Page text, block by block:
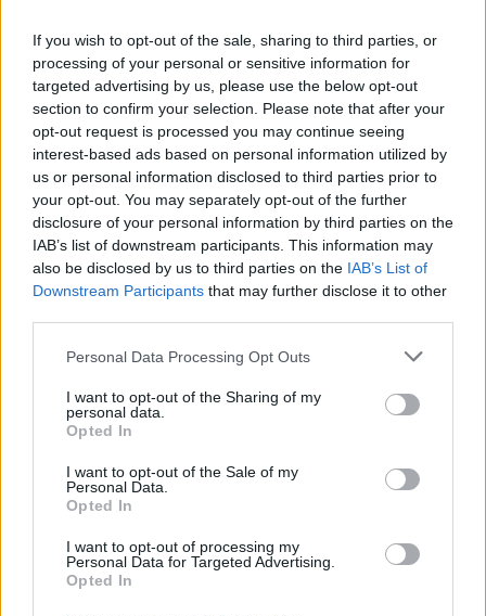
If you wish to opt-out of the sale, sharing to third parties, or
processing of your personal or sensitive information for
targeted advertising by us, please use the below opt-out
section to confirm your selection. Please note that after your
opt-out request is processed you may continue seeing
interest-based ads based on personal information utilized by
us or personal information disclosed to third parties prior to
your opt-out. You may separately opt-out of the further
disclosure of your personal information by third parties on the
IAB’s list of downstream participants. This information may
also be disclosed by us to third parties on the IAB’s List of
Downstream Participants that may further disclose it to other
Please note that this website/app uses one or more Google
not limited to your visit or usage behaviour. You may click to
grant or deny consent to Google and its third-party tags to
use your data for below specified purposes in below Google
consent section.
Personal Data Processing Opt Outs
I want to opt-out of the Sharing of my
personal data.
Opted In
I want to opt-out of the Sale of my
Personal Data.
Opted In
I want to opt-out of processing my
Personal Data for Targeted Advertising.
Opted In
Celeb vagyok, ments ki innen!produkcióban pedig a
finalisták közé is bekerült. Emellett többször
szerepelt aReggeliadásaiban.
Magánélet
Gabo elmondása szerint évek óta egyedülálló,
ugyanakkor feltűnnek alkalmi partnerek az életében.
Pumped Gabo 2025. december 8-án lett 30 éves.
Érdekesség
2 évados realityje volt Pumpedék néven az
RTL Spike-on.